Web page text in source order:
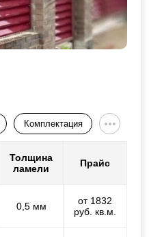
Комплектация
Толщина
ламели
Прайс
0,5 мм
от 1832
руб. кв.м.